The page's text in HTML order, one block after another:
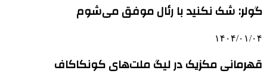
گولر: شک نکنید با رئال موفق می‌شوم
۱۴۰۴/۰۱/۰۴
قهرمانی مکزیک در لیگ ملت‌های کونکاکاف